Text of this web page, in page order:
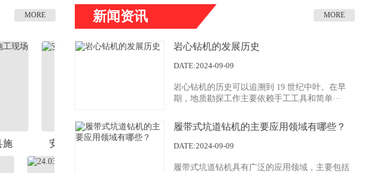
MORE
安标标准ZDY-350钻机井下施工
新闻资讯 MORE
岩心钻机的发展历史
DATE:2024-09-09
岩心钻机的历史可以追溯到 19 世纪中叶。在早
期，地质勘探工作主要依赖手工工具和简单···
履带式坑道钻机的主要应用领域有哪些？
DATE:2024-09-09
履带式坑道钻机具有广泛的应用领域，主要包括